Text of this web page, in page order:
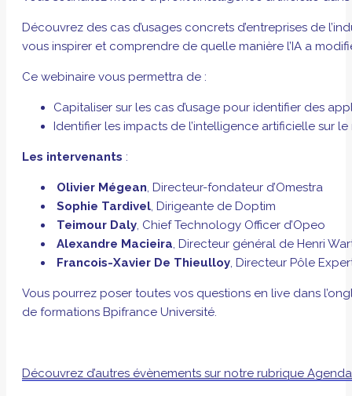
Découvrez des cas d’usages concrets d’entreprises de
vous inspirer et comprendre de quelle manière l’IA a
Ce webinaire vous permettra de :
Capitaliser sur les cas d’usage pour identifier des
Identifier les impacts de l’intelligence artificielle sur
Les intervenants :
Olivier Mégean, Directeur-fondateur d’Omestra
Sophie Tardivel, Dirigeante de Doptim
Teimour Daly, Chief Technology Officer d’Opeo
Alexandre Macieira, Directeur général de Henri
Francois-Xavier De Thieulloy, Directeur Pôle
Vous pourrez poser toutes vos questions en live dans
de formations Bpifrance Université.
Découvrez d’autres évènements sur notre rubrique